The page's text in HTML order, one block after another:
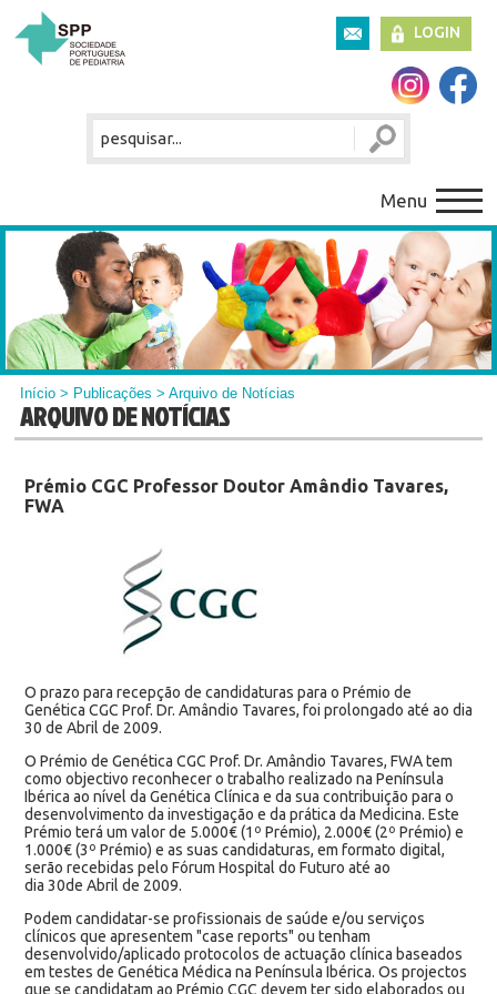
LOGIN
Menu
Início > Publicações > Arquivo de Notícias
ARQUIVO DE NOTÍCIAS
Prémio CGC Professor Doutor Amândio Tavares,
FWA
O prazo para recepção de candidaturas para o Prémio de
Genética CGC Prof. Dr. Amândio Tavares, foi prolongado até ao dia
30 de Abril de 2009.
O Prémio de Genética CGC Prof. Dr. Amândio Tavares, FWA tem
como objectivo reconhecer o trabalho realizado na Península
Ibérica ao nível da Genética Clínica e da sua contribuição para o
desenvolvimento da investigação e da prática da Medicina. Este
Prémio terá um valor de 5.000€ (1º Prémio), 2.000€ (2º Prémio) e
1.000€ (3º Prémio) e as suas candidaturas, em formato digital,
serão recebidas pelo Fórum Hospital do Futuro até ao
dia 30de Abril de 2009.
Podem candidatar-se profissionais de saúde e/ou serviços
clínicos que apresentem "case reports" ou tenham
desenvolvido/aplicado protocolos de actuação clínica baseados
em testes de Genética Médica na Península Ibérica. Os projectos
que se candidatam ao Prémio CGC devem ter sido elaborados ou